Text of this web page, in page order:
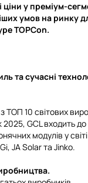
ціни у преміум-
умов на ринку
TOPCon.
та сучасні
ТОП 10 світових
GCL входить
модулів у
JA Solar та Jinko.